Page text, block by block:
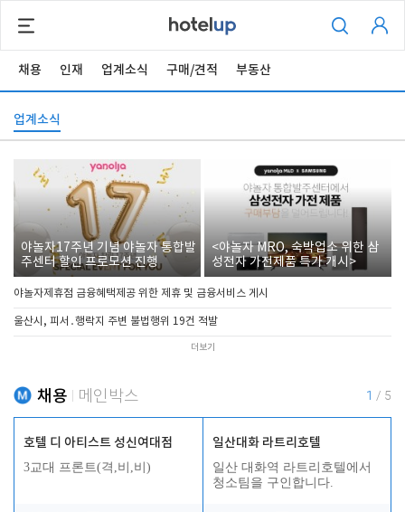
채용 인재 업계소식 구매/견적 부동산
업계소식
야놀자17주년 기념 야놀자 통합발
주센터 할인 프로모션 진행
<야놀자 MRO, 숙박업소 위한 삼
성전자 가전제품 특가 개시>
야놀자제휴점 금융혜택제공 위한 제휴 및 금융서비스 게시
울산시, 피서․행락지 주변 불법행위 19건 적발
더보기
채용 메인박스 1 / 5
호텔 디 아티스트 성신여대점
3교대 프론트(격,비,비)
일산대화 라트리호텔
일산 대화역 라트리호텔에서
청소팀을 구인합니다.